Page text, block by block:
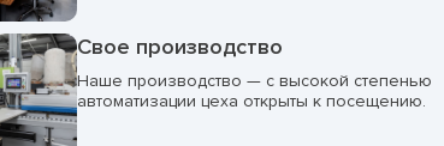
Свое производство
Наше производство — с высокой степенью
автоматизации цеха открыты к посещению.